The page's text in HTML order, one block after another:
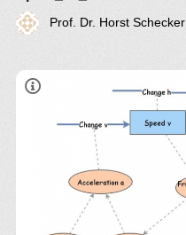
Prof. Dr. Horst Schecker